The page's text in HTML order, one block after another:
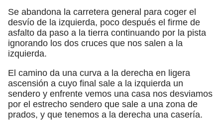
Se abandona la carretera general para coger el
desvío de la izquierda, poco después el firme de
asfalto da paso a la tierra continuando por la pista
ignorando los dos cruces que nos salen a la
izquierda.
El camino da una curva a la derecha en ligera
ascensión a cuyo final sale a la izquierda un
sendero y enfrente vemos una casa nos desviamos
por el estrecho sendero que sale a una zona de
prados, y que tenemos a la derecha una casería.